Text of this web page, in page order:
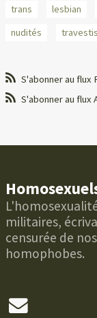
trans lesbian
nudités
S'abonner au flux
S'abonner au flux
militaires,
censurée de
homophobes.